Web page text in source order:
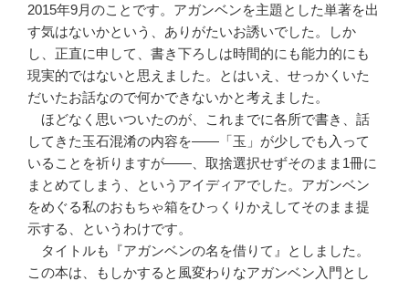
2015年9月のことです。アガンベンを主題とした単著を出
す気はないかという、ありがたいお誘いでした。しか
し、正直に申して、書き下ろしは時間的にも能力的にも
現実的ではないと思えました。とはいえ、せっかくいた
だいたお話なので何かできないかと考えました。
ほどなく思いついたのが、これまでに各所で書き、話
してきた玉石混淆の内容を――「玉」が少しでも入って
いることを祈りますが――、取捨選択せずそのまま1冊に
まとめてしまう、というアイディアでした。アガンベン
をめぐる私のおもちゃ箱をひっくりかえしてそのまま提
示する、というわけです。
タイトルも『アガンベンの名を借りて』としました。
この本は、もしかすると風変わりなアガンベン入門とし